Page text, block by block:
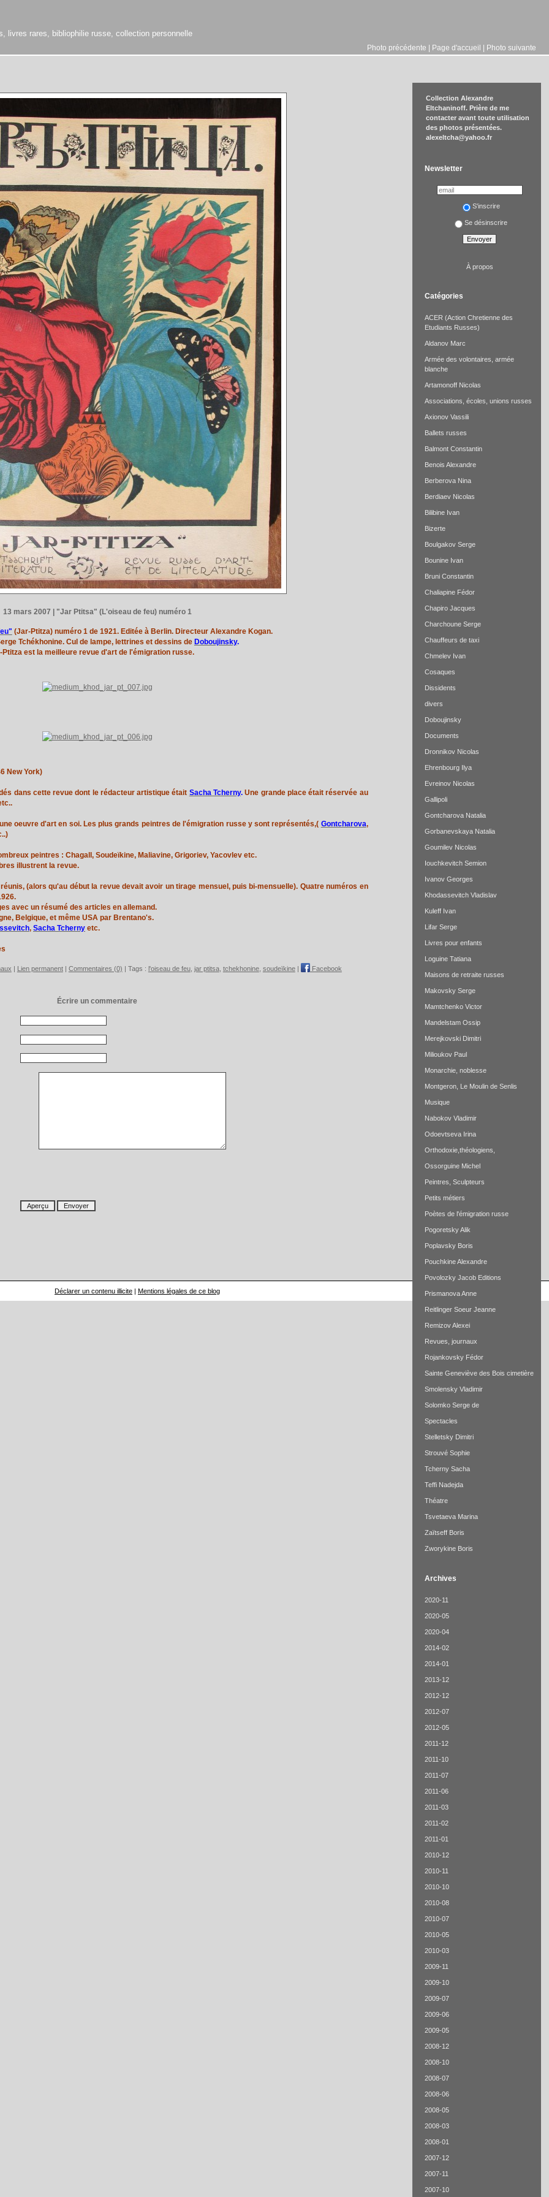
livres rares, bibliophilie russe, collection personnelle
Photo précédente | Page d'accueil | Photo suivante
13 mars 2007 | "Jar Ptitsa" (L'oiseau de feu) numéro 1
(Jar-Ptitza) numéro 1 de 1921. Editée à Berlin. Directeur Alexandre Kogan.
Tchékhonine. Cul de lampe, lettrines et dessins de Doboujinsky.
Ptitza est la meilleure revue d'art de l'émigration russe.
New York)
dans cette revue dont le rédacteur artistique était Sacha Tcherny. Une grande place était réservée au
oeuvre d'art en soi. Les plus grands peintres de l'émigration russe y sont représentés,( Gontcharova,
peintres : Chagall, Soudeïkine, Maliavine, Grigoriev, Yacovlev etc.
illustrent la revue.
(alors qu'au début la revue devait avoir un tirage mensuel, puis bi-mensuelle). Quatre numéros en
avec un résumé des articles en allemand.
Belgique, et même USA par Brentano's.
, Sacha Tcherny etc.
| Lien permanent| Commentaires (0) | Tags : l'oiseau de feu, jar ptitsa, tchekhonine, soudeïkine| Facebook
Écrire un commentaire
Collection Alexandre
Eltchaninoff. Prière de me
contacter avant toute utilisation
des photos présentées.
alexeltcha@yahoo.fr
Newsletter
S'inscrire
Se désinscrire
À propos
Catégories
ACER (Action Chretienne des
Etudiants Russes)
Aldanov Marc
Armée des volontaires, armée
blanche
Artamonoff Nicolas
Associations, écoles, unions russes
Axionov Vassili
Ballets russes
Balmont Constantin
Benois Alexandre
Berberova Nina
Berdiaev Nicolas
Bilibine Ivan
Bizerte
Boulgakov Serge
Bounine Ivan
Bruni Constantin
Chaliapine Fédor
Chapiro Jacques
Charchoune Serge
Chauffeurs de taxi
Chmelev Ivan
Cosaques
Dissidents
divers
Doboujinsky
Documents
Dronnikov Nicolas
Ehrenbourg Ilya
Evreinov Nicolas
Gallipoli
Gontcharova Natalia
Gorbanevskaya Natalia
Goumilev Nicolas
Iouchkevitch Semion
Ivanov Georges
Khodassevitch Vladislav
Kuleff Ivan
Lifar Serge
Livres pour enfants
Loguine Tatiana
Maisons de retraite russes
Makovsky Serge
Mamtchenko Victor
Mandelstam Ossip
Merejkovski Dimitri
Milioukov Paul
Monarchie, noblesse
Montgeron, Le Moulin de Senlis
Musique
Nabokov Vladimir
Odoevtseva Irina
Orthodoxie,théologiens,
Ossorguine Michel
Peintres, Sculpteurs
Petits métiers
Poètes de l'émigration russe
Pogoretsky Alik
Poplavsky Boris
Pouchkine Alexandre
Povolozky Jacob Editions
Prismanova Anne
Reitlinger Soeur Jeanne
Remizov Alexei
Revues, journaux
Rojankovsky Fédor
Sainte Geneviève des Bois cimetière
Smolensky Vladimir
Solomko Serge de
Spectacles
Stelletsky Dimitri
Strouvé Sophie
Tcherny Sacha
Teffi Nadejda
Théatre
Tsvetaeva Marina
Zaïtseff Boris
Zworykine Boris
Archives
2020-11
2020-05
2020-04
2014-02
2014-01
2013-12
2012-12
2012-07
2012-05
2011-12
2011-10
2011-07
2011-06
2011-03
2011-02
2011-01
2010-12
2010-11
2010-10
2010-08
2010-07
2010-05
2010-03
2009-11
2009-10
2009-07
2009-06
2009-05
2008-12
2008-10
2008-07
2008-06
2008-05
2008-03
2008-01
2007-12
2007-11
2007-10
Déclarer un contenu illicite | Mentions légales de ce blog